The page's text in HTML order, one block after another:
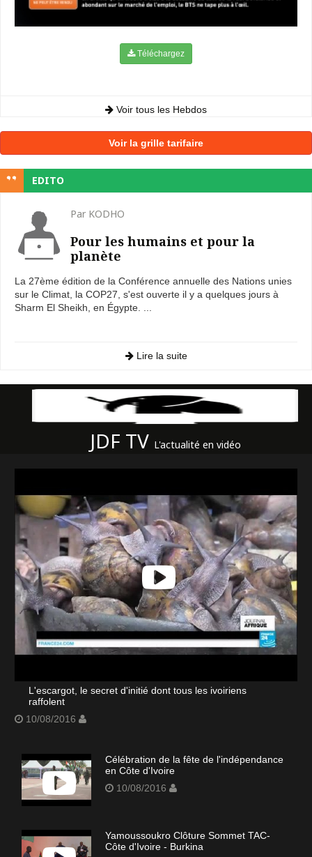
Téléchargez
Voir tous les Hebdos
Voir la grille tarifaire
EDITO
Par KODHO
Pour les humains et pour la
planète
La 27ème édition de la Conférence annuelle des Nations unies
sur le Climat, la COP27, s'est ouverte il y a quelques jours à
Sharm El Sheikh, en Égypte. ...
Lire la suite
JDF TV L'actualité en vidéo
L'escargot, le secret d'initié dont tous les ivoiriens
raffolent
10/08/2016
Célébration de la fête de l'indépendance
en Côte d'Ivoire
10/08/2016
Yamoussoukro Clôture Sommet TAC-
Côte d'Ivoire - Burkina